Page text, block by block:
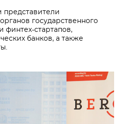
представители
государственного
финтех-стартапов,
банков, а также